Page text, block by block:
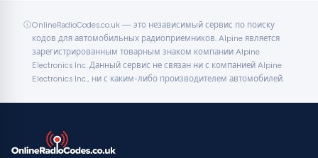
OnlineRadioCodes.co.uk — это независимый сервис по поиску
кодов для автомобильных радиоприемников. Alpine является
зарегистрированным товарным знаком компании Alpine
Electronics Inc. Данный сервис не связан ни с компанией Alpine
Electronics Inc., ни с каким-либо производителем автомобилей.